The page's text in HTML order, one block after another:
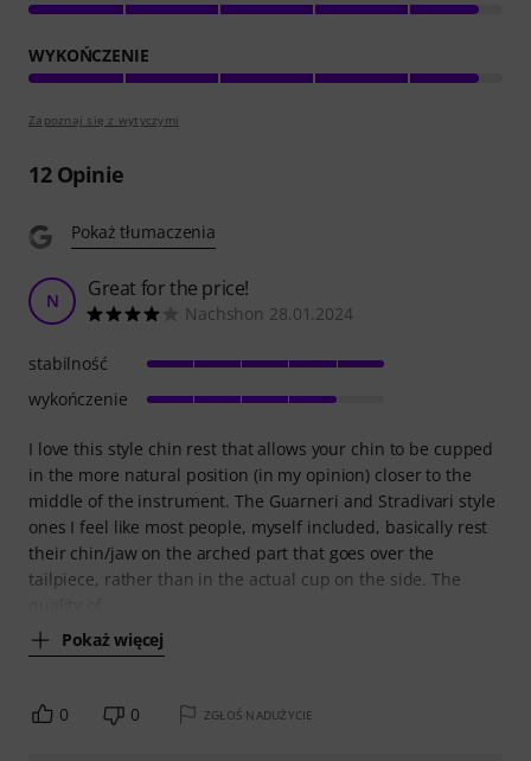
WYKOŃCZENIE
Zapoznaj się z wytyczymi
12Opinie
Pokaż tłumaczenia
N Great for the price!
Nachshon 28.01.2024
I love this style chin rest that allows your chin to be cupped
in the more natural position (in my opinion) closer to the
middle of the instrument. The Guarneri and Stradivari style
ones I feel like most people, myself included, basically rest
their chin/jaw on the arched part that goes over the
tailpiece, rather than in the actual cup on the side. The
Pokaż więcej
stabilność
wykończenie
0 0 ZGŁOŚ NADUŻYCIE